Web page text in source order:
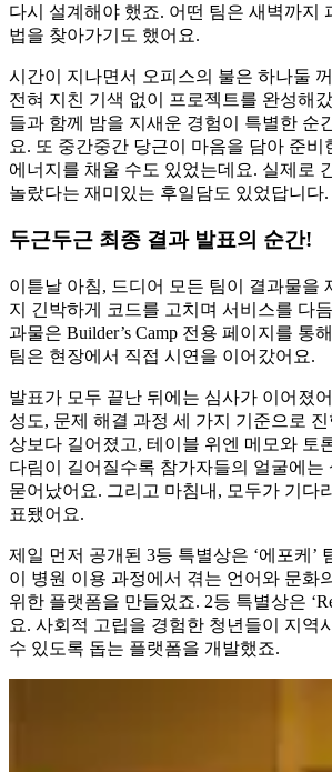
다시 설계해야 했죠. 어떤 팀은 새벽까지
법을 찾아가기도 했어요.
시간이 지나면서 오피스의 불은 하나둘
전혀 지친 기색 없이 프로젝트를 완성해
들과 함께 밤을 지새운 경험이 특별한 순
요. 또 중간중간 당근이 마음을 담아 준비
에너지를 채울 수도 있었는데요. 실제로
놀랐다는 재미있는 후일담도 있었답니다.
두근두근 최종 결과 발표의 순간!
이튿날 아침, 드디어 모든 팀이 결과물을
지 긴박하게 코드를 고치며 서비스를 다
과물은 Builder’s Camp 전용 페이지를 통
팀은 현장에서 직접 시연을 이어갔어요.
발표가 모두 끝난 뒤에는 심사가 이어졌
성도, 문제 해결 과정 세 가지 기준으로
상보다 길어졌고, 테이블 위엔 메모와 토
다림이 길어질수록 참가자들의 얼굴에는
묻어났어요. 그리고 마침내, 모두가 기다
표됐어요.
제일 먼저 공개된 3등 특별상은 ‘에포케’
이 병원 이용 과정에서 겪는 언어와 문화
위한 플랫폼을 만들었죠. 2등 특별상은
요. 사회적 고립을 경험한 청년들이 지역
수 있도록 돕는 플랫폼을 개발했죠.